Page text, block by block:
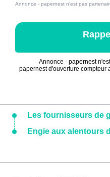
Annonce - papernest n'est pas
Annonce - papernest
papernest d'ouverture compteur
Les fournisseurs de
Engie aux alentours